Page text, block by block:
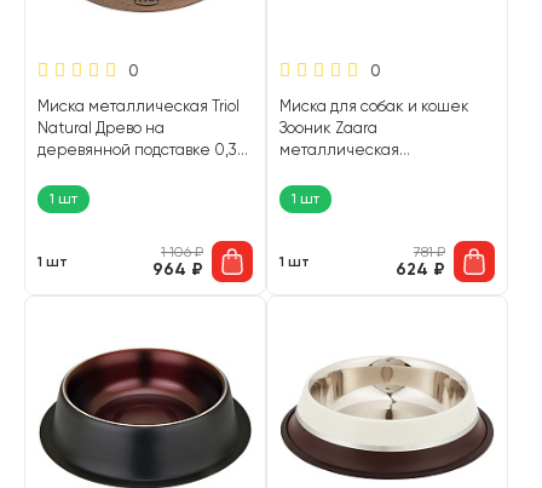
0
Миска металлическая Triol
Natural Древо на
деревянной подставке 0,33
1 шт
1 шт
1 106₽
964 ₽
0
Миска для собак и кошек
Зооник Zaara
металлическая
деревенская медь 0,85 л (1
шт)
1 шт
1 шт
781₽
624 ₽